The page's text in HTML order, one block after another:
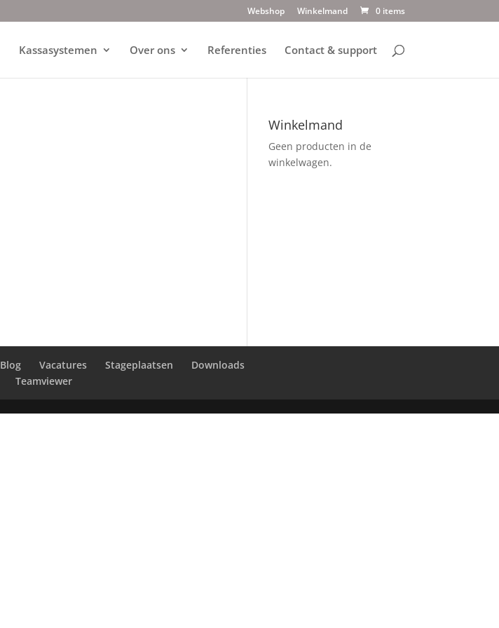
Webshop Winkelmand 0 items
Kassasystemen Over ons Referenties Contact & support
Winkelmand
Geen producten in de
winkelwagen.
Blog Vacatures Stageplaatsen
Downloads
Teamviewer